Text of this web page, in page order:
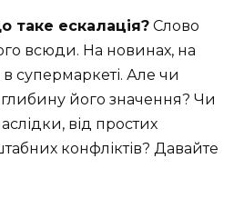
таке ескалація? Слово
всюди. На новинах, на
в супермаркеті. Але чи
його значення? Чи
від простих
конфліктів? Давайте